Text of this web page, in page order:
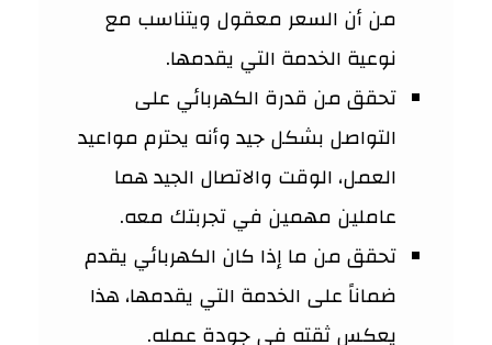
من أن السعر معقول ويتناسب مع
نوعية الخدمة التي يقدمها.
تحقق من قدرة الكهربائي على
التواصل بشكل جيد وأنه يحترم مواعيد
العمل، الوقت والاتصال الجيد هما
عاملين مهمين في تجربتك معه.
تحقق من ما إذا كان الكهربائي يقدم
ضماناً على الخدمة التي يقدمها، هذا
يعكس ثقته في جودة عمله.